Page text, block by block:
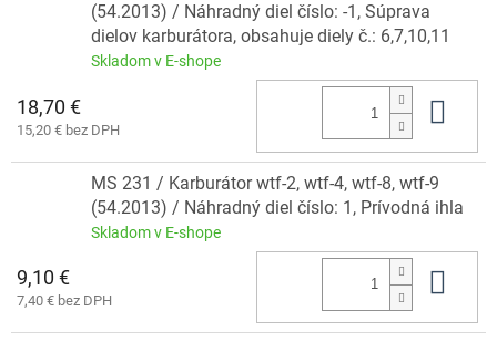
(54.2013) / Náhradný diel číslo: -1, Súprava
dielov karburátora, obsahuje diely č.: 6,7,10,11
Skladom v E-shope
18,70 €
15,20 € bez DPH
MS 231 / Karburátor wtf-2, wtf-4, wtf-8, wtf-9
(54.2013) / Náhradný diel číslo: 1, Prívodná ihla
Skladom v E-shope
9,10 €
7,40 € bez DPH